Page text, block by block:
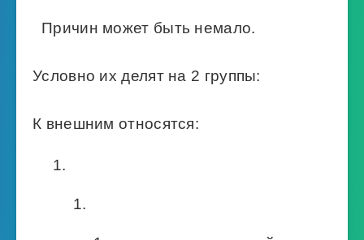
Причин может быть немало.
Условно их делят на 2 группы:
К внешним относятся: